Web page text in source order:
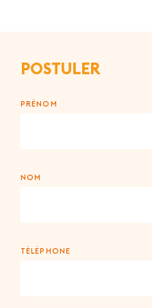
POSTULER
PRÉNOM
NOM
TÉLÉPHONE